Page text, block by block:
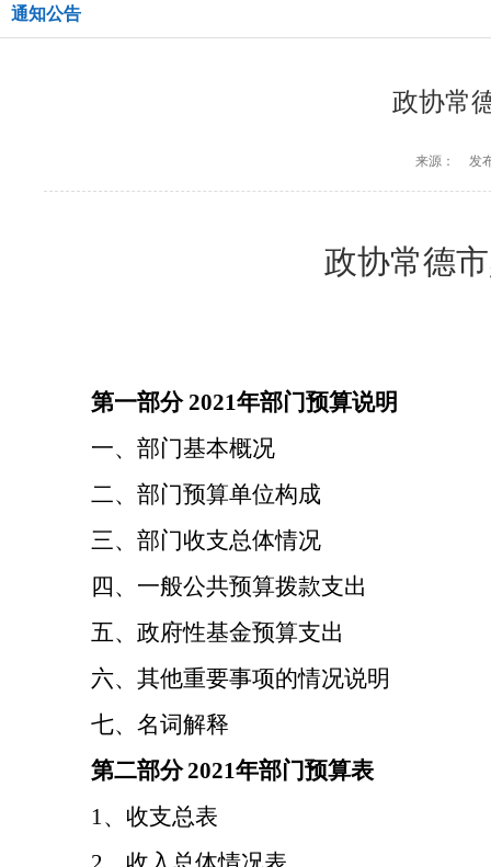
通知公告
政协常
来源： 发
政协常德
第一部分 2021年部门预算说明
一、部门基本概况
二、部门预算单位构成
三、部门收支总体情况
四、一般公共预算拨款支出
五、政府性基金预算支出
六、其他重要事项的情况说明
七、名词解释
第二部分2021年部门预算表
1、收支总表